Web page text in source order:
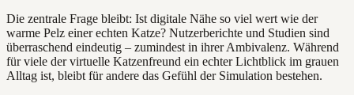
Die zentrale Frage bleibt: Ist digitale Nähe so viel wert wie der
warme Pelz einer echten Katze? Nutzerberichte und Studien sind
überraschend eindeutig – zumindest in ihrer Ambivalenz. Während
für viele der virtuelle Katzenfreund ein echter Lichtblick im grauen
Alltag ist, bleibt für andere das Gefühl der Simulation bestehen.